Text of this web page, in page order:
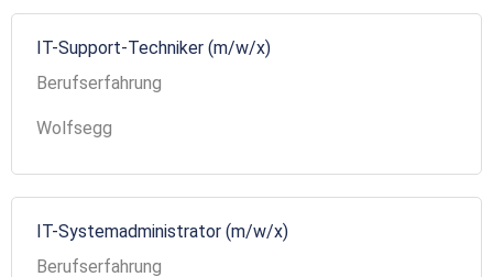
IT-Support-Techniker (m/w/x)
Berufserfahrung
Wolfsegg
IT-Systemadministrator (m/w/x)
Berufserfahrung